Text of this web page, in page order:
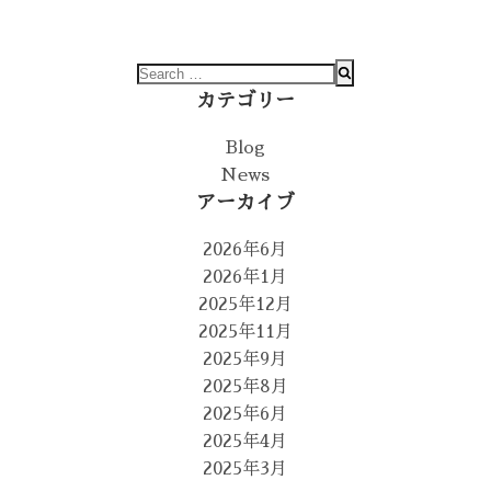
カテゴリー
Blog
News
アーカイブ
2026年6月
2026年1月
2025年12月
2025年11月
2025年9月
2025年8月
2025年6月
2025年4月
2025年3月